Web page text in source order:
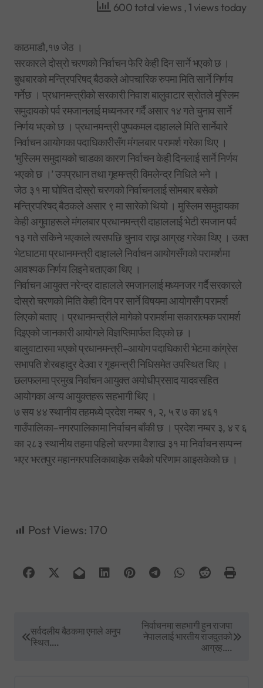
600 total views , 1 views today
काठमाडौ,१७ जेठ ।
सरकारले दोस्रो चरणको निर्वाचन फेरि केही दिन सार्ने भएको छ ।
बुधबारको मन्त्रिपरिषद् बैठकले ओपचारिक रुपमा मिति सार्ने निर्णय
गर्नेछ । प्रधानमन्त्रीको सरकारी निवाश बालुवाटार स्रोतले मुस्लिम
समुदायको पर्व रमजानलाई मध्यनजर गर्दै असार १४ गते चुनाव सार्ने
निर्णय भएको छ । प्रधानमन्त्री पुष्पकमल दाहालले मिति सार्नेबारे
निर्वाचन आयोगका पदाधिकारीसँग मंगलबार परामर्श गरेका थिए ।
‘मुस्लिम समुदायको चाडका कारण निर्वाचन केही दिनलाई सार्ने निर्णय
भएको छ ।’ उपप्रधान तथा गृहमन्त्री विमलेन्द्र निधिले भने ।
जेठ ३१ मा घोषित दोस्रो चरणको निर्वाचनलाई सोमबार बसेको
मन्त्रिपरिषद् बैठकले असार ९ मा सारेको थियो । मुस्लिम समुदायका
केही अगुवाहरूले मंगलबार प्रधानमन्त्री दाहाललाई भेटी रमजान पर्व
१३ गते सकिने भएकाले त्यसपछि चुनाव राख्न आग्रह गरेका थिए । उक्त
भेटघाटमा प्रधानमन्त्री दाहालले निर्वाचन आयोगसँगको परामर्शमा
आवश्यक निर्णय लिइने बताएका थिए ।
निर्वाचन आयुक्त नरेन्द्र दाहालले रमजानलाई मध्यनजर गर्दै सरकारले
दोस्रो चरणको मिति केही दिन पर सार्ने विषयमा आयोगसँग परामर्श
लिएको बताए । प्रधानमन्त्रीले मागेको परामर्शमा सकारात्मक परामर्श
दिइएको जानकारी आयोगले विज्ञप्तिमार्फत दिएको छ ।
बालुवाटारमा भएको प्रधानमन्त्री–आयोग पदाधिकारी भेटमा कांग्रेस
सभापति शेरबहादुर देउवा र गृहमन्त्री निधिसमेत उपस्थित थिए ।
छलफलमा प्रमुख निर्वाचन आयुक्त अयोधीप्रसाद यादवसहित
आयोगका अन्य आयुक्तहरू सहभागी थिए ।
७ सय ४४ स्थानीय तहमध्ये प्रदेश नम्बर १, २, ५ र ७ का ४६१
गाउँपालिका–नगरपालिकामा निर्वाचन बाँकी छ । प्रदेश नम्बर ३, ४ र ६
का २८३ स्थानीय तहमा पहिलो चरणमा वैशाख ३१ मा निर्वाचन सम्पन्न
भएर भरतपुर महानगरपालिकाबाहेक सबैको परिणाम आइसकेको छ ।
Post Views: 170
o
सर्वदलीय बैठकमा एमाले अनुप
स्थित….
निर्वाचनमा सहभागी हुन राजपा
नेपाललाई भारतीय राजदुतको
आग्रह….